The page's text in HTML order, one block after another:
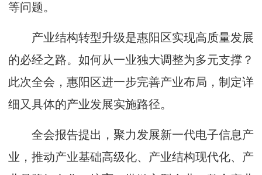
等问题。
产业结构转型升级是惠阳区实现高质量发展
的必经之路。如何从一业独大调整为多元支撑？
此次全会，惠阳区进一步完善产业布局，制定详
细又具体的产业发展实施路径。
全会报告提出，聚力发展新一代电子信息产
业，推动产业基础高级化、产业结构现代化、产